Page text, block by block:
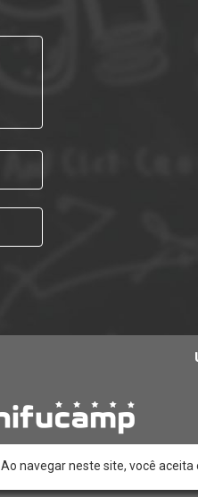
Ao navegar neste site, você